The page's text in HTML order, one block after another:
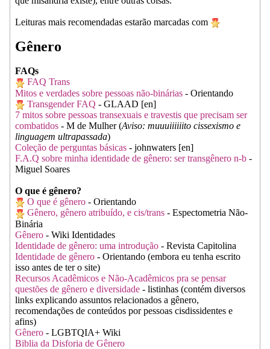
Leituras mais recomendadas estarão marcadas com
Gênero
FAQs
FAQ Trans
Mitos e verdades sobre pessoas não-binárias - Orientando
Transgender FAQ - GLAAD [en]
7 mitos sobre pessoas transexuais e travestis que precisam ser
combatidos - M de Mulher (Aviso: muuuiiiiiito cissexismo e
linguagem ultrapassada)
Coleção de perguntas básicas - johnwaters [en]
F.A.Q sobre minha identidade de gênero: ser transgênero n-b -
Miguel Soares
O que é gênero?
O que é gênero - Orientando
Gênero, gênero atribuído, e cis/trans - Espectometria Não-
Binária
Gênero - Wiki Identidades
Identidade de gênero: uma introdução - Revista Capitolina
Identidade de gênero - Orientando (embora eu tenha escrito
isso antes de ter o site)
Recursos Acadêmicos e Não-Acadêmicos pra se pensar
questões de gênero e diversidade - listinhas (contém diversos
links explicando assuntos relacionados a gênero,
recomendações de conteúdos por pessoas cisdissidentes e
afins)
Gênero - LGBTQIA+ Wiki
Biblia da Disforia de Gênero